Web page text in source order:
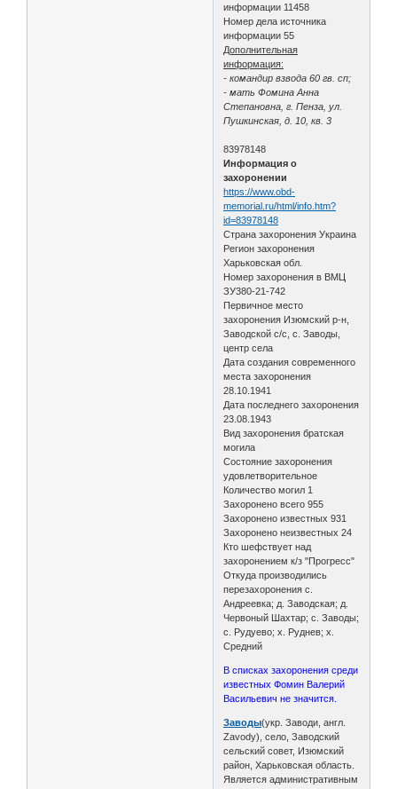
информации 11458
Номер дела источника
информации 55
Дополнительная
информация:
- командир взвода 60 гв. сп;
- мать Фомина Анна
Степановна, г. Пенза, ул.
Пушкинская, д. 10, кв. 3
83978148
Информация о
захоронении
https://www.obd-
memorial.ru/html/info.htm?
id=83978148
Страна захоронения Украина
Регион захоронения
Харьковская обл.
Номер захоронения в ВМЦ
ЗУ380-21-742
Первичное место
захоронения Изюмский р-н,
Заводской с/с, с. Заводы,
центр села
Дата создания современного
места захоронения
28.10.1941
Дата последнего захоронения
23.08.1943
Вид захоронения братская
могила
Состояние захоронения
удовлетворительное
Количество могил 1
Захоронено всего 955
Захоронено известных 931
Захоронено неизвестных 24
Кто шефствует над
захоронением к/з "Прогресс"
Откуда производились
перезахоронения с.
Андреевка; д. Заводская; д.
Червоный Шахтар; с. Заводы;
с. Рудуево; х. Руднев; х.
Средний
В списках захоронения среди
известных Фомин Валерий
Васильевич не значится.
Заводы(укр. Заводи, англ.
Zavody), село, Заводский
сельский совет, Изюмский
район, Харьковская область.
Является административным